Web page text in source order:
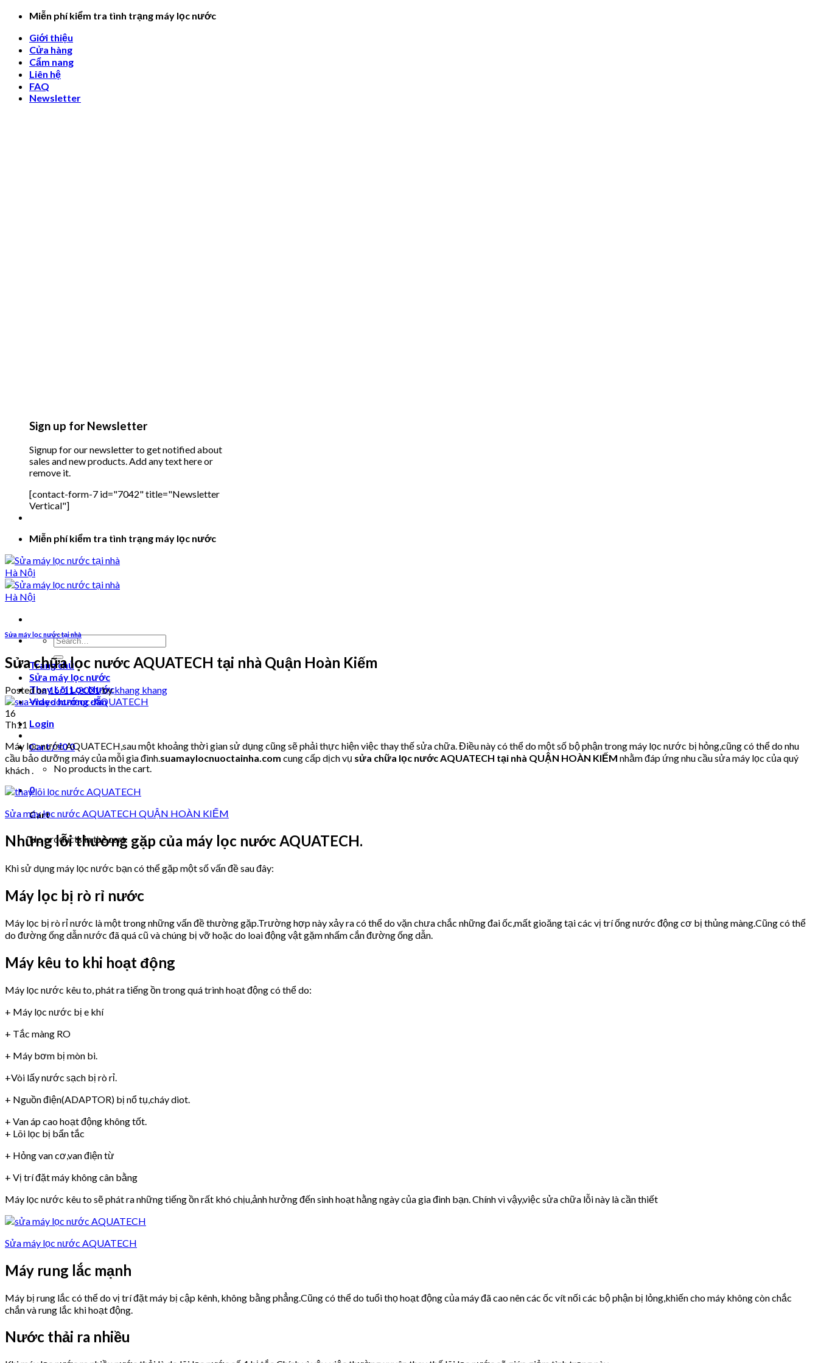
Skip
content
Miễn phí kiểm tra tình trạng máy lọc nước
Giới thiệu
Cửa hàng
Cẩm nang
Liên hệ
FAQ
Newsletter
Sign up for Newsletter
Signup for our newsletter to get notified about
sales and new products. Add any text here or
remove it.
[contact-form-7 id="7042" title="Newsletter
Vertical"]
Miễn phí kiểm tra tình trạng máy lọc nước
Search
for:
Trang chủ
Sửa máy lọc nước
Thay Lõi Lọc Nước
Video hướng dẫn
Login
Cart /₫00
No products in the cart.
0
Cart
No products in the cart.
Sửa máy lọc nước tại nhà
Sửa chữa lọc nước AQUATECH tại nhà Quận Hoàn Kiếm
Posted on16/11/2021bykhang khang
16
Th11
Máy lọc nước AQUATECH,sau một khoảng thời gian sử dụng cũng sẽ phải thực hiện việc thay thế sửa chữa. Điều này có thể do một số bộ phận trong máy lọc nước bị hỏng,cũng có thể do nhu
cầu bảo dưỡng máy của mỗi gia đình.suamaylocnuoctainha.com cung cấp dịch vụ sửa chữa lọc nước AQUATECH tại nhà QUẬN HOÀN KIẾM nhằm đáp ứng nhu cầu sửa máy lọc của quý
khách .
Sửa máy lọc nước AQUATECH QUẬN HOÀN KIẾM
Những lỗi thường gặp của máy lọc nước AQUATECH.
Khi sử dụng máy lọc nước bạn có thể gặp một số vấn đề sau đây:
Máy lọc bị rò rỉ nước
Máy lọc bị rò rỉ nước là một trong những vấn đề thường gặp.Trường hợp này xảy ra có thể do vặn chưa chắc những đai ốc,mất gioăng tại các vị trí ống nước động cơ bị thủng màng.Cũng có thể
do đường ống dẫn nước đã quá cũ và chúng bị vỡ hoặc do loai động vật gặm nhấm cắn đường ống dẫn.
Máy kêu to khi hoạt động
Máy lọc nước kêu to, phát ra tiếng ồn trong quá trình hoạt động có thể do:
+ Máy lọc nước bị e khí
+ Tắc màng RO
+ Máy bơm bị mòn bi.
+Vòi lấy nước sạch bị rò rỉ.
+ Nguồn điện(ADAPTOR) bị nổ tụ,cháy diot.
+ Van áp cao hoạt động không tốt.
+ Lõi lọc bị bẩn tắc
+ Hỏng van cơ,van điện từ
+ Vị trí đặt máy không cân bằng
Máy lọc nước kêu to sẽ phát ra những tiếng ồn rất khó chịu,ảnh hưởng đến sinh hoạt hằng ngày của gia đình bạn. Chính vì vậy,việc sửa chữa lỗi này là cần thiết
Sửa máy lọc nước AQUATECH
Máy rung lắc mạnh
Máy bị rung lắc có thể do vị trí đặt máy bị cập kênh, không bằng phẳng.Cũng có thể do tuổi thọ hoạt động của máy đã cao nên các ốc vít nối các bộ phận bị lỏng,khiến cho máy không còn chắc
chắn và rung lắc khi hoạt động.
Nước thải ra nhiều